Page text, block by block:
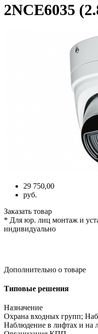
2NCE6035
29 750,00
руб.
Заказать товар
* Для юр. лиц монтаж и
индивидуально
Дополнительно о товаре
Типовые решения
Назначение
Охрана входных групп;
Наблюдение в лифтах и на